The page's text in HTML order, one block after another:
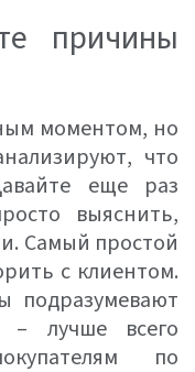
причины
моментом, но
что
еще раз
выяснить,
Самый простой
с клиентом.
подразумевают
– лучше всего
по